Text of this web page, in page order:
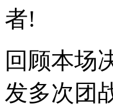
者!
回顾本场
发多次团